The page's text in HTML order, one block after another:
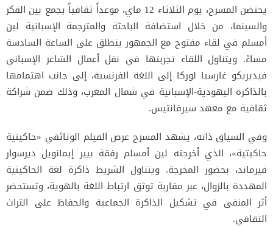
يحتضن المسرح، يوم الثلاثاء 12 ماي، موعداً ثقافياً يجمع بين الفكر
والسينما، من خلال استضافة الباحثة والمترجمة الإسبانية لين
أمسلم في لقاء مفتوح مع الجمهور ينطلق على الساعة السادسة
مساءً. ويتناول اللقاء تجربتها في نقل أعمال الشاعر الإسباني
فيديريكو غارسيا لوركا إلى اللغة الفرنسية، إلى جانب اهتمامها
بالذاكرة اليهودية-الإسبانية في شمال المغرب، وذلك ضمن شراكة
ثقافية مع معهد سيرفانتيس.
وفي السياق ذاته، يشهد المسرح عرض الفيلم الوثائقي «حاكيتية
حاكيتية»، الذي أخرجته لين أمسلم رفقة بيير إيمانويل ديرسوار
فيرماند، بحضور المخرجة. ويتناول الشريط ذاكرة لغة الحاكيتية
المهددة بالزوال، عبر مقاربة توثق ارتباط اللغة بالهوية، وتستحضر
أثر المنفى في تشكيل الذاكرة الجماعية والحفاظ على التراث
الثقافي.